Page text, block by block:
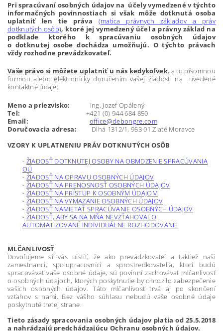
Pri spracúvaní osobných údajov na účely vymedzené v týchto
informačných povinnostiach si však môže dotknutá osoba
uplatniť len tie práva (matica právnych základov a práv
dotknutých osôb), ktoré jej vymedzený účel a právny základ na
podklade ktorého k spracúvaniu osobných údajov
o dotknutej osobe dochádza umožňujú. O týchto právach
vždy rozhodne prevádzkovateľ.
Vaše právo si môžete uplatniť u nás kedykoľvek, a to písomnou
formou alebo elektronicky doručením vašej žiadosti na uvedené
kontaktné údaje:
Meno a priezvisko: Ing. Jozef Opálený
Tel:+421 (0) 944 684 850
Email: office@debongre.com
Doručovacia adresa: Dlhá 1312/1, 953 01 Zlaté Moravce
VZORY K UPLATNENIU PRÁV DOTKNUTÝCH OSÔB
- ŽIADOSŤ DOTKNUTEJ OSOBY NA OBMDZENIE SPRACÚVANIA
OÚ
- ŽIADOSŤ NA OPRAVU OSOBNÝCH ÚDAJOV
- ŽIADOSŤ NA PRENOSNOSŤ OSOBNÝCH ÚDAJOV
- ŽIADOSŤ NA PRÍSTUP K OSOBNÝM ÚDAJOM
- ŽIADOSŤ NA VYMAZANIE OSOBNÝCH ÚDAJOV
- ŽIADOSŤ NAMIETAŤ SPRACÚVANIE OSOBNÝCH ÚDAJOV
- ŽIADOSŤ, ABY SA NA MŇA NEVZŤAHOVALO
AUTOMATIZOVANÉ INDIVIDUÁLNE ROZHODOVANIE
MLČANLIVOSŤ
Dovoľujeme si vás uistiť, že ako prevádzkovateľ a taktiež naši
zamestnanci, spolupracovníci a sprostredkovatelia, ktorí budú
spracovávať vaše osobné údaje, sú povinní zachovávať mlčanlivosť
o osobných údajoch, ktorých poskytnutie by ohrozilo zabezpečenie
vašich osobných údajov. Táto mlčanlivosť trvá aj po skončení
vzťahov s nami. Bez vášho súhlasu nebudú vaše osobné údaje
poskytnuté tretej strane.
Tieto zásady spracovania osobných údajov platia od 25.5.2018
a nahrádzajú predchádzajúcu Ochranu osobných údajov.